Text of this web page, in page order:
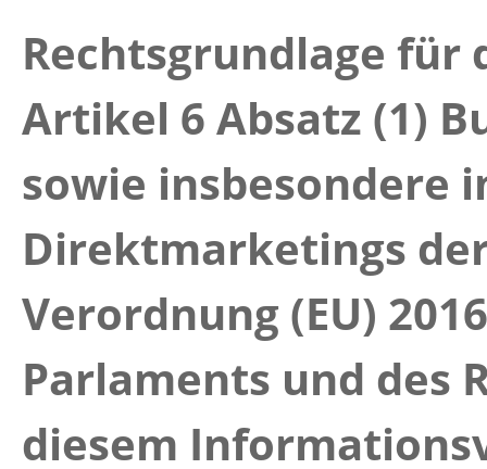
Rechtsgrundlage für
Artikel 6 Absatz (1)
sowie insbesondere
Direktmarketings
Verordnung (EU)
Parlaments und des
diesem